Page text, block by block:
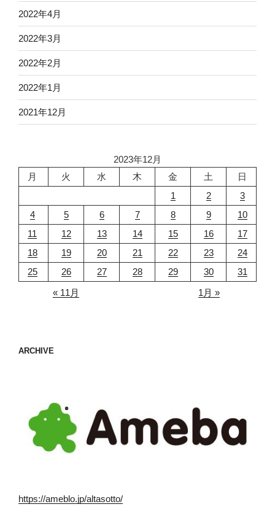
2022年4月
2022年3月
2022年2月
2022年1月
2021年12月
2023年12月
月
火 水 木 金 土
日
1
2
3
4
5 6 7 8 9
10
11
12 13 14 15 16
17
18
19 20 21 22 23
24
25
26 27 28 29 30
31
« 11月
1月 »
ARCHIVE
https://ameblo.jp/altasotto/